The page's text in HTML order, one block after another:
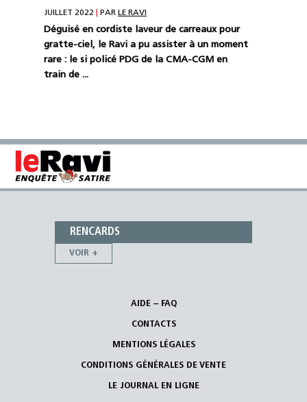
JUILLET 2022 PAR LE RAVI
Déguisé en cordiste laveur de carreaux pour
gratte-ciel, le Ravi a pu assister à un moment
rare : le si policé PDG de la CMA-CGM en
train de ...
RENCARDS
VOIR +
AIDE – FAQ
CONTACTS
MENTIONS LÉGALES
CONDITIONS GÉNÉRALES DE VENTE
LE JOURNAL EN LIGNE